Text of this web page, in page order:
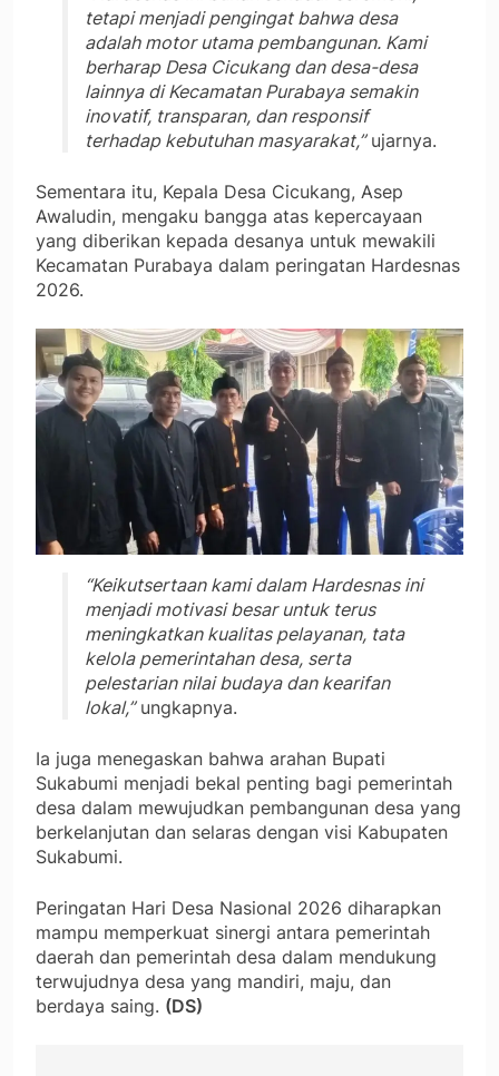
tetapi menjadi pengingat bahwa desa
adalah motor utama pembangunan. Kami
berharap Desa Cicukang dan desa-desa
lainnya di Kecamatan Purabaya semakin
inovatif, transparan, dan responsif
terhadap kebutuhan masyarakat,”ujarnya.
Sementara itu, Kepala Desa Cicukang, Asep
Awaludin, mengaku bangga atas kepercayaan
yang diberikan kepada desanya untuk mewakili
Kecamatan Purabaya dalam peringatan Hardesnas
2026.
“Keikutsertaan kami dalam Hardesnas ini
menjadi motivasi besar untuk terus
meningkatkan kualitas pelayanan, tata
kelola pemerintahan desa, serta
pelestarian nilai budaya dan kearifan
lokal,”ungkapnya.
Ia juga menegaskan bahwa arahan Bupati
Sukabumi menjadi bekal penting bagi pemerintah
desa dalam mewujudkan pembangunan desa yang
berkelanjutan dan selaras dengan visi Kabupaten
Sukabumi.
Peringatan Hari Desa Nasional 2026 diharapkan
mampu memperkuat sinergi antara pemerintah
daerah dan pemerintah desa dalam mendukung
terwujudnya desa yang mandiri, maju, dan
berdaya saing. (DS)